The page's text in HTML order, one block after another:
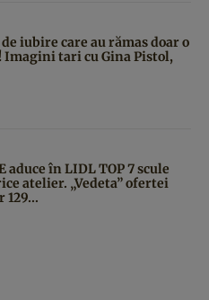
iubire care au rămas doar o
tari cu Gina Pistol,
aduce în LIDL TOP 7 scule
atelier. „Vedeta” ofertei
129...